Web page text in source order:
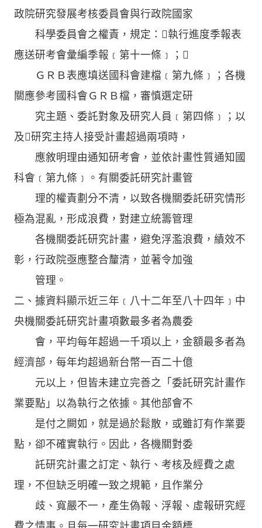
政院研究發展考核委員會與行政院國家
科學委員會之權責，規定：執行進度季報表
應送研考會彙編季報﹝第十一條﹞；
ＧＲＢ表應填送國科會建檔﹝第九條﹞；各機
關應參考國科會ＧＲＢ檔，審慎選定研
究主題、委託對象及研究人員﹝第四條﹞；以
及研究主持人接受計畫超過兩項時，
應敘明理由通知研考會，並依計畫性質通知國
科會﹝第九條﹞。有關委託研究計畫管
理的權責劃分不清，以致各機關委託研究情形
極為混亂，形成浪費，對建立統籌管理
各機關委託研究計畫，避免浮濫浪費，績效不
彰，行政院亟應整合釐清，並著令加強
管理。
二、據資料顯示近三年﹝八十二年至八十四年﹞中
央機關委託研究計畫項數最多者為農委
會，平均每年超過一千項以上，金額最多者為
經濟部，每年均超過新台幣一百二十億
元以上，但皆未建立完善之「委託研究計畫作
業要點」以為執行之依據。其他部會不
是付之闕如，就是過於鬆散，或雖訂有作業要
點，卻不確實執行。因此，各機關對委
託研究計畫之訂定、執行、考核及經費之處
理，不但缺乏明確一致之規範，且作業分
歧、寬嚴不一，產生偽報、浮報、虛報研究經